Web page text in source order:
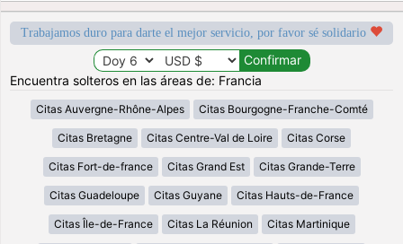
Trabajamos duro para darte el mejor servicio, por favor sé solidario
Encuentra solteros en las áreas de: Francia
Citas Auvergne-Rhône-Alpes Citas Bourgogne-Franche-Comté
Citas Bretagne Citas Centre-Val de Loire Citas Corse
Citas Fort-de-france Citas Grand Est Citas Grande-Terre
Citas Guadeloupe Citas Guyane Citas Hauts-de-France
Citas Île-de-France Citas La Réunion Citas Martinique